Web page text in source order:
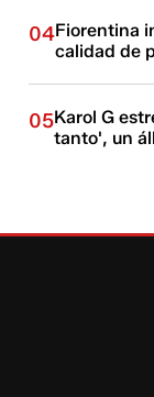
04Fiorentina
calidad de
05Karol G
tanto', un